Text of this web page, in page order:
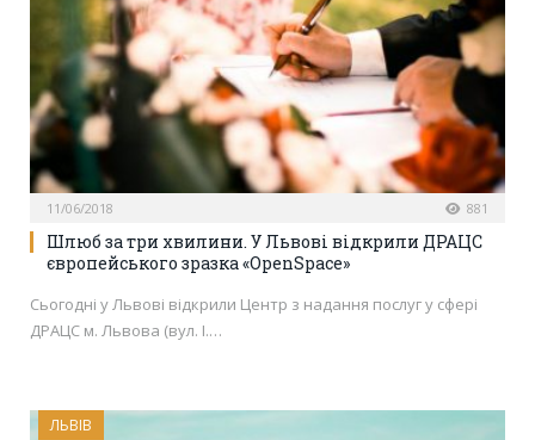
11/06/2018 881
Шлюб за три хвилини. У Львові відкрили ДРАЦС
європейського зразка «OpenSpace»
Сьогодні у Львові відкрили Центр з надання послуг у сфері
ДРАЦС м. Львова (вул. І.…
ЛЬВІВ